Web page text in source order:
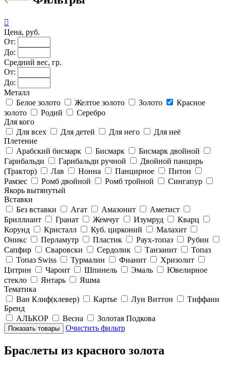

Цена, руб.
От:
До:
Средний вес, гр.
От:
До:
Металл
Белое золото
Желтое золото Золото
Красное
золото
Родий
Серебро
Для кого
Для всех
Для детей Для него
Для неё
Плетение
Арабский бисмарк
Бисмарк
Бисмарк двойной
Гарибальди
Гарибальди ручной
Двойной панцирь
(Трактор)
Лав Нонна Панцирное
Питон
Рамзес
Ромб двойной Ромб тройной
Сингапур
Якорь вытянутый
Вставки
Без вставки
Агат Амазонит
Аметист
Бриллиант
Гранат Жемчуг Изумруд
Кварц
Корунд
Кристалл Куб. цирконий
Малахит
Оникс
Перламутр Пластик Раух-топаз
Рубин
Сапфир
Сваровски Сердолик Танзанит
Топаз
Топаз Swiss
Турмалин Фианит
Хризолит
Цитрин
Чароит Шпинель Эмаль
Ювелирное
стекло
Янтарь
Яшма
Тематика
Ван Клиф(клевер)
Картье Луи Виттон
Тиффани
Бренд
АЛЬКОР
Весна
Золотая Подкова
Очистить фильтр
Браслеты из красного золота